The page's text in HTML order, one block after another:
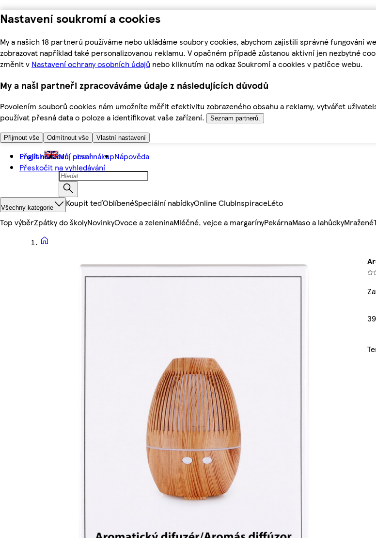
Nastavení soukromí a cookies
My a našich 18 partnerů používáme nebo ukládáme soubory cookies, abychom zajistili správné fungování
zobrazovat například také personalizovanou reklamu. V opačném případě zůstanou aktivní jen nezbytné
změnit v Nastavení ochrany osobních údajů nebo kliknutím na odkaz Soukromí a cookies v patičce webu.
My a naši partneři zpracováváme údaje z následujících důvodů
Povolením souborů cookies nám umožníte měřit efektivitu zobrazeného obsahu a reklamy, vytvářet
používat přesná data o poloze a identifikovat vaše zařízení.
Seznam partnerů.
Přijmout vše Odmítnout vše Vlastní nastavení
Přejít na hlavní obsah
Přeskočit na vyhledávání
English Můj první nákupNápověda
Všechny kategorie Koupit teďOblíbenéSpeciální nabídkyOnline ClubInspiraceLéto
Top výběrZpátky do školyNovinkyOvoce a zeleninaMléčné, vejce a margarínyPekárnaMaso a lahůdkyMražené